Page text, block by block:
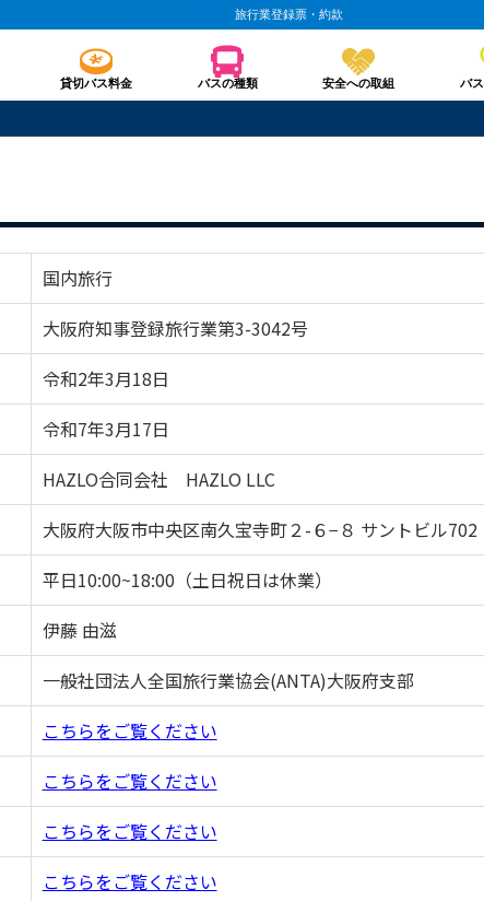
旅行業登録票・約款
貸切バス料金 バスの種類 安全への取組 バ
国内旅行
大阪府知事登録旅行業第3-3042号
令和2年3月18日
令和7年3月17日
HAZLO合同会社 HAZLO LLC
大阪府大阪市中央区南久宝寺町２-６−８ サントビル702
平日10:00~18:00（土日祝日は休業）
伊藤 由滋
一般社団法人全国旅行業協会(ANTA)大阪府支部
こちらをご覧ください
こちらをご覧ください
こちらをご覧ください
こちらをご覧ください